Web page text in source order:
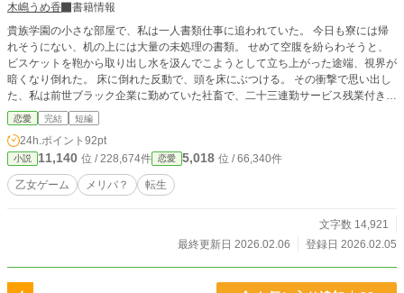
木嶋うめ香
書籍情報
貴族学園の小さな部屋で、私は一人書類仕事に追われていた。 今日も寮には帰
れそうにない、机の上には大量の未処理の書類。 せめて空腹を紛らわそうと、
ビスケットを鞄から取り出し水を汲んでこようとして立ち上がった途端、視界が
暗くなり倒れた。 床に倒れた反動で、頭を床にぶつける。 その衝撃で思い出し
た、私は前世ブラック企業に勤めていた社畜で、二十三連勤サービス残業付きの
末、体調を崩し亡くなったアラサー営業職だった。 他サイトでもアップしてい
ます。
恋愛 完結 短編
24h.ポイント 92pt
小説 11,140 位 / 228,674件 恋愛 5,018 位 / 66,340件
乙女ゲーム メリバ？ 転生
文字数 14,921
最終更新日 2026.02.06
登録日 2026.02.05